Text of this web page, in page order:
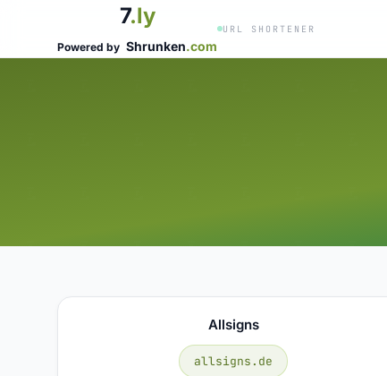
7.ly
Powered by Shrunken.com
URL SHORTENER
Allsigns
allsigns.de